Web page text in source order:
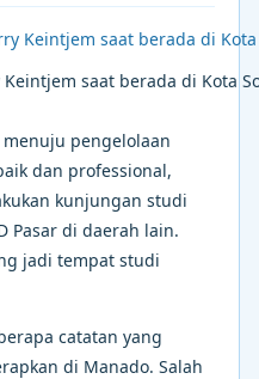
saat berada di Kota
menuju pengelolaan
dan professional,
kunjungan studi
Pasar di daerah lain.
jadi tempat studi
catatan yang
di Manado. Salah